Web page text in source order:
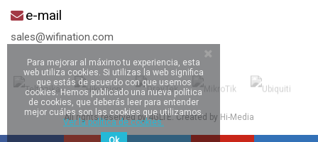
e-mail
sales@wifination.com
All rights reserved by 4GLTE. Created by Hi-Media
Para mejorar al máximo tu experiencia, esta
web utiliza cookies. Si utilizas la web significa
que estás de acuerdo con que usemos
cookies. Hemos publicado una nueva política
de cookies, que deberás leer para entender
mejor cuáles son las cookies que utilizamos.
Ver la política de cookies.